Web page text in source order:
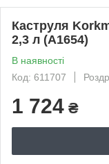
Каструля
2,3 л (A1654)
В наявності
Код: 611707
1 724 ₴